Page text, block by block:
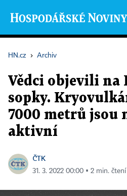
HN.cz › Archiv
Vědci objevili na
sopky.
7000 metrů jsou
aktivní
ČTK
31. 3. 2022 00:00 ▪ 2 min. čtení